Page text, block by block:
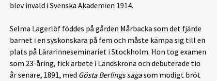
blev invald i Svenska Akademien 1914.
Selma Lagerlöf föddes på gården Mårbacka som det fjärde
barnet i en syskonskara på fem och måste kämpa sig till en
plats på Lärarinneseminariet i Stockholm. Hon tog examen
som 23-åring, fick arbete i Landskrona och debuterade tio
år senare, 1891, med Gösta Berlings sagasom modigt bröt